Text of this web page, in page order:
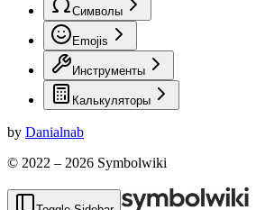
Символы
Emojis
Инструменты
Калькуляторы
by Danialnab
© 2022 – 2026 Symbolwiki